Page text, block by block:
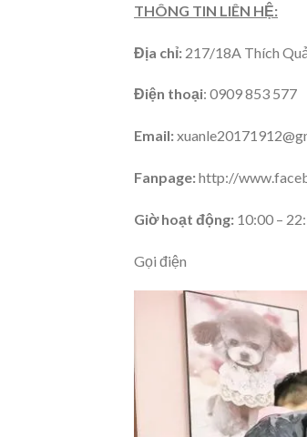
THÔNG TIN LIÊN HỆ:
Địa chỉ: 217/18A Thích
Điện thoại: 0909 853 577
Email:
Fanpage:http://
Giờ hoạt động: 10:00 –
Gọi điện